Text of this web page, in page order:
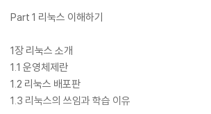
Part 1 리눅스 이해하기
1장 리눅스 소개
1.1 운영체제란
1.2 리눅스 배포판
1.3 리눅스의 쓰임과 학습 이유